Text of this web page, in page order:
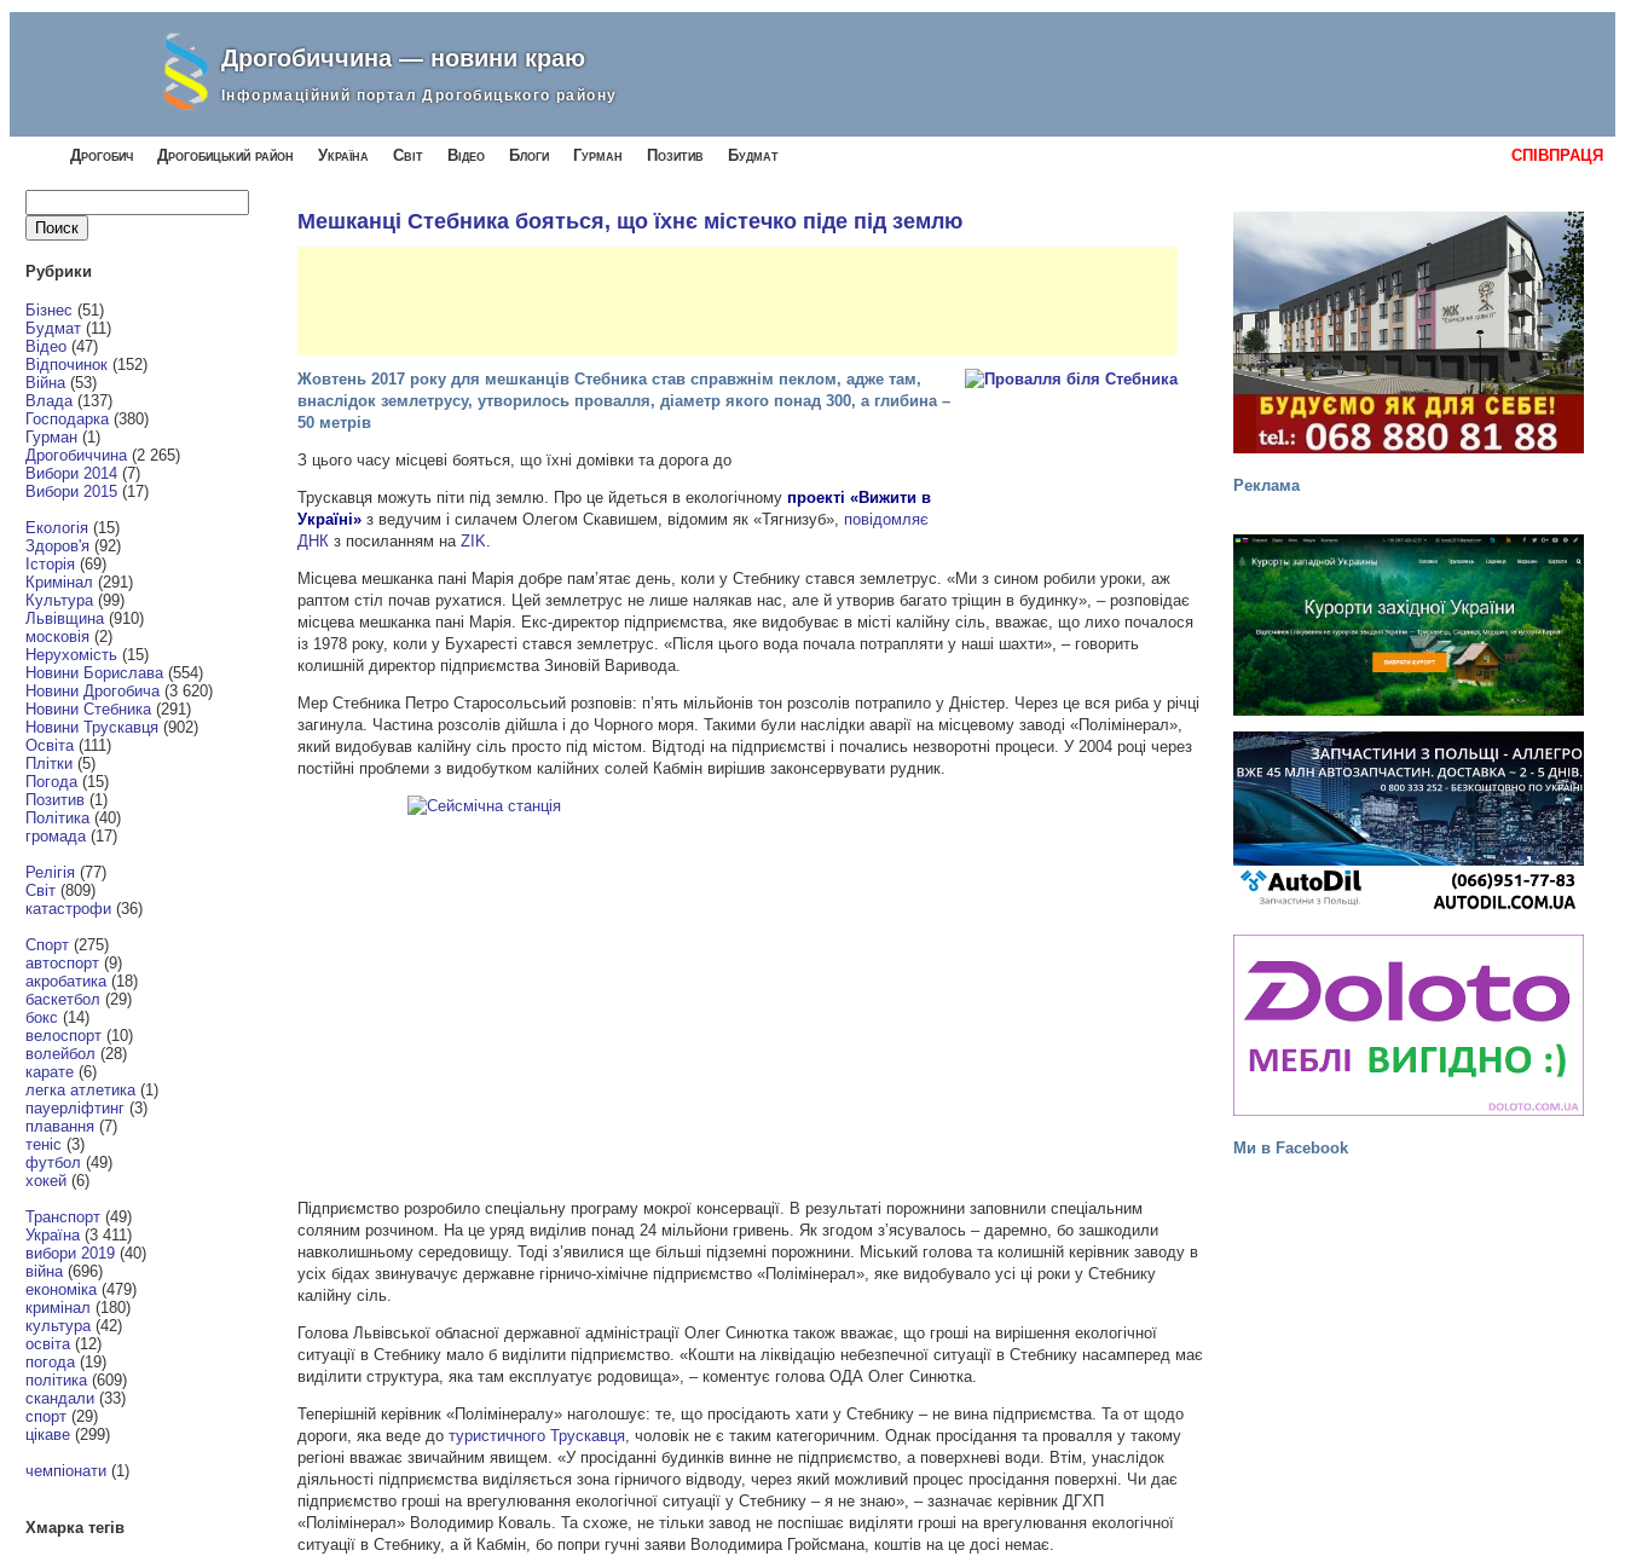
Дрогобиччина — новини краю
Інформаційний портал Дрогобицького району
Дрогобич Дрогобицький район Україна Світ Відео Блоги Гурман СПІВПРАЦЯ
Позитив Будмат
Реклама
Ми в Facebook
Рубрики
Бізнес (51)
Будмат (11)
Відео (47)
Відпочинок (152)
Війна (53)
Влада (137)
Господарка (380)
Гурман (1)
Дрогобиччина (2 265)
Вибори 2014 (7)
Вибори 2015 (17)
Екологія (15)
Здоров'я (92)
Історія (69)
Кримінал (291)
Культура (99)
Львівщина (910)
московія (2)
Нерухомість (15)
Новини Борислава (554)
Новини Дрогобича (3 620)
Новини Стебника (291)
Новини Трускавця (902)
Освіта (111)
Плітки (5)
Погода (15)
Позитив (1)
Політика (40)
громада (17)
Релігія (77)
Світ (809)
катастрофи (36)
Спорт (275)
автоспорт (9)
акробатика (18)
баскетбол (29)
бокс (14)
велоспорт (10)
волейбол (28)
карате (6)
легка атлетика (1)
пауерліфтинг (3)
плавання (7)
теніс (3)
футбол (49)
хокей (6)
Транспорт (49)
Україна (3 411)
вибори 2019 (40)
війна (696)
економіка (479)
кримінал (180)
культура (42)
освіта (12)
погода (19)
політика (609)
скандали (33)
спорт (29)
цікаве (299)
чемпіонати (1)
Хмарка тегів
Мешканці Стебника бояться, що їхнє містечко піде під землю
Жовтень 2017 року для мешканців Стебника став справжнім пеклом, адже там,
внаслідок землетрусу, утворилось провалля, діаметр якого понад 300, а глибина –
50 метрів
З цього часу місцеві бояться, що їхні домівки та дорога до
Трускавця можуть піти під землю. Про це йдеться в екологічномупроекті «Вижити в
Україні» з ведучим і силачем Олегом Скавишем, відомим як «Тягнизуб», повідомляє
ДНК з посиланням наZIK.
Місцева мешканка пані Марія добре пам’ятає день, коли у Стебнику стався землетрус. «Ми з сином робили уроки, аж
раптом стіл почав рухатися. Цей землетрус не лише налякав нас, але й утворив багато тріщин в будинку», – розповідає
місцева мешканка пані Марія. Екс-директор підприємства, яке видобуває в місті калійну сіль, вважає, що лихо почалося
із 1978 року, коли у Бухаресті стався землетрус. «Після цього вода почала потрапляти у наші шахти», – говорить
колишній директор підприємства Зиновій Варивода.
Мер Стебника Петро Старосольсьий розповів: п’ять мільйонів тон розсолів потрапило у Дністер. Через це вся риба у річці
загинула. Частина розсолів дійшла і до Чорного моря. Такими були наслідки аварії на місцевому заводі «Полімінерал»,
який видобував калійну сіль просто під містом. Відтоді на підприємстві і почались незворотні процеси. У 2004 році через
постійні проблеми з видобутком калійних солей Кабмін вирішив законсервувати рудник.
Підприємство розробило спеціальну програму мокрої консервації. В результаті порожнини заповнили спеціальним
соляним розчином. На це уряд виділив понад 24 мільйони гривень. Як згодом з’ясувалось – даремно, бо зашкодили
навколишньому середовищу. Тоді з’явилися ще більші підземні порожнини. Міський голова та колишній керівник заводу в
усіх бідах звинувачує державне гірничо-хімічне підприємство «Полімінерал», яке видобувало усі ці роки у Стебнику
калійну сіль.
Голова Львівської обласної державної адміністрації Олег Синютка також вважає, що гроші на вирішення екологічної
ситуації в Стебнику мало б виділити підприємство. «Кошти на ліквідацію небезпечної ситуації в Стебнику насамперед має
виділити структура, яка там експлуатує родовища», – коментує голова ОДА Олег Синютка.
Теперішній керівник «Полімінералу» наголошує: те, що просідають хати у Стебнику – не вина підприємства. Та от щодо
дороги, яка веде дотуристичного Трускавця, чоловік не є таким категоричним. Однак просідання та провалля у такому
регіоні вважає звичайним явищем. «У просіданні будинків винне не підприємство, а поверхневі води. Втім, унаслідок
діяльності підприємства виділяється зона гірничого відводу, через який можливий процес просідання поверхні. Чи дає
підприємство гроші на врегулювання екологічної ситуації у Стебнику – я не знаю», – зазначає керівник ДГХП
«Полімінерал» Володимир Коваль. Та схоже, не тільки завод не поспішає виділяти гроші на врегулювання екологічної
ситуації в Стебнику, а й Кабмін, бо попри гучні заяви Володимира Гройсмана, коштів на це досі немає.